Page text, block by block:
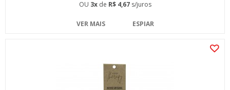
OU 3xde R$ 4,67s/juros
VER MAIS ESPIAR